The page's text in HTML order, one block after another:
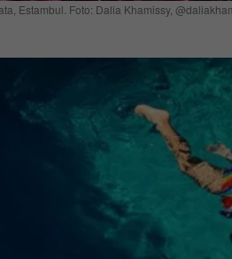
Estambul. Foto: Dalia Khamissy,